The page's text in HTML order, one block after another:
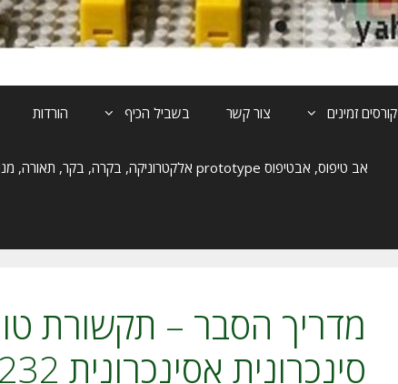
קורסים זמינים צור קשר בשביל הכיף הורדות
אב טיפוס, אבטיפוס prototype אלקטרוניקה, בקרה, בקר, תאורה, מנוע, הנעה
מדריך הסבר – תקשורת
סינכרונית אסינכרונית UART RS232